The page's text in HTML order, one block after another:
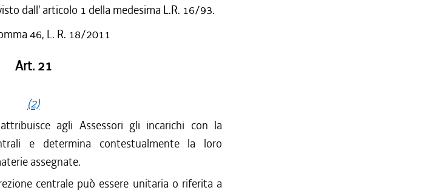
dall' articolo 1 della medesima L.R. 16/93.
46, L. R. 18/2011
Art. 21
(2)
agli Assessori gli incarichi con la
e determina contestualmente la loro
assegnate.
centrale può essere unitaria o riferita a